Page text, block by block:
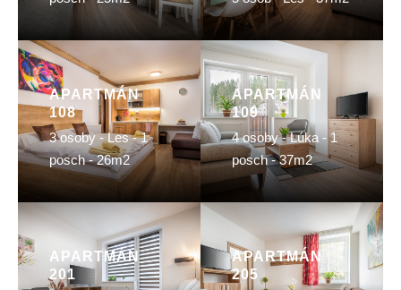
APARTMÁN
108
3 osoby - Les - 1
posch - 26m2
APARTMÁN
109
4 osoby - Lúka - 1
posch - 37m2
APARTMÁN
201
APARTMÁN
205